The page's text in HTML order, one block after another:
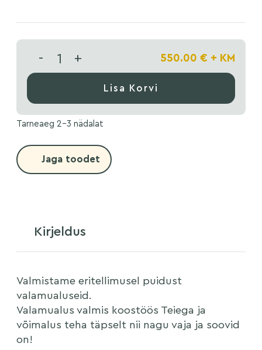
- + 550.00 € + KM
Lisa Korvi
Tarneaeg 2-3 nädalat
Jaga toodet
Kirjeldus
Valmistame eritellimusel puidust
valamualuseid.
Valamualus valmis koostöös Teiega ja
võimalus teha täpselt nii nagu vaja ja soovid
on!